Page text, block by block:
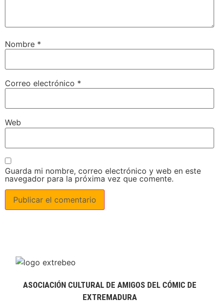
Nombre *
Correo electrónico *
Web
Guarda mi nombre, correo electrónico y web en este
navegador para la próxima vez que comente.
ASOCIACIÓN CULTURAL DE AMIGOS DEL CÓMIC DE
EXTREMADURA